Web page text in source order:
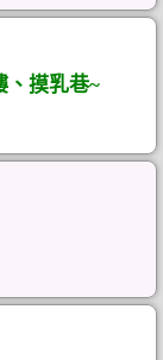
、摸乳巷~